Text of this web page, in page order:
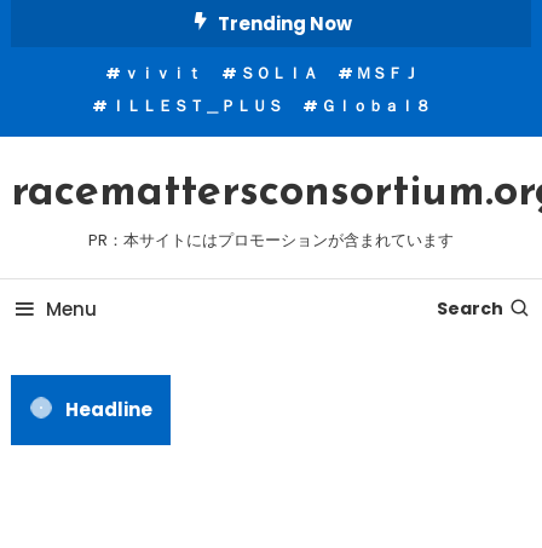
Trending Now
ｖｉｖｉｔ ＳＯＬＩＡ
ＭＳＦＪ
ＩＬＬＥＳＴ＿ＰＬＵＳ
Ｇｌｏｂａｌ８
PR：本サイトにはプロモーションが含まれています
Menu Search
Headline